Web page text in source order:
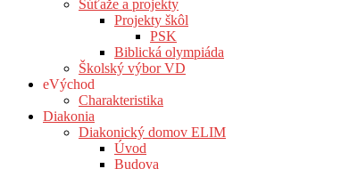
Súťaže a projekty
Projekty škôl
PSK
Biblická olympiáda
Školský výbor VD
eVýchod
Charakteristika
Diakonia
Diakonický domov ELIM
Úvod
Budova